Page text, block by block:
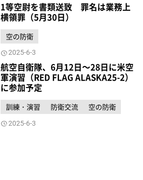
1等空尉を書類送致 罪名は業務上
横領罪（5月30日）
空の防衛
2025-6-3
航空自衛隊、6月12日～28日に米空
軍演習（RED FLAG ALASKA25-2）
に参加予定
訓練・演習 防衛交流 空の防衛
2025-6-3